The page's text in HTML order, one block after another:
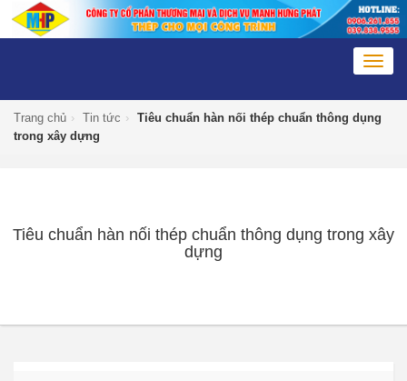
Trang chủ › Tin tức › Tiêu chuẩn hàn nối thép chuẩn thông dụng
trong xây dựng
Tiêu chuẩn hàn nối thép chuẩn thông dụng trong xây
dựng